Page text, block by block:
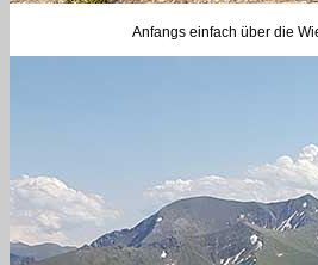
Anfangs einfach über die